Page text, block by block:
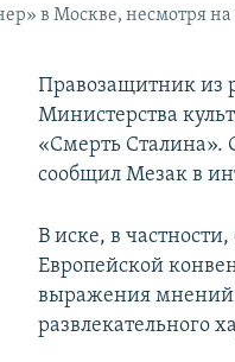
в Москве, несмотря на
Правозащитник из
Министерства
«Смерть Сталина».
сообщил Мезак в
В иске, в
Европейской
выражения мнений
развлекательного